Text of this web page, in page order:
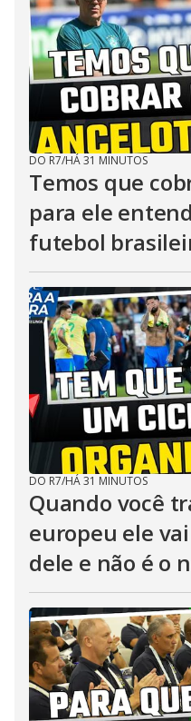
DO R7/HÁ 31 MINUTOS
Temos que
para ele
futebol
DO R7/HÁ 31 MINUTOS
Quando você
europeu ele
dele e não é o